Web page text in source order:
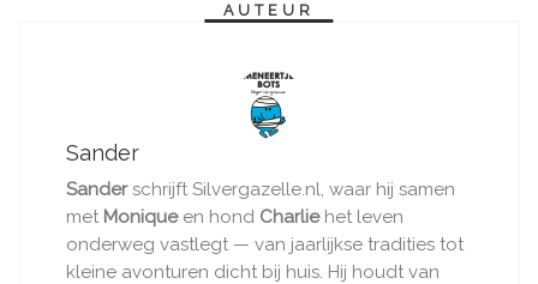
AUTEUR
Sander
Sanderschrijft Silvergazelle.nl, waar hij samen
met Moniqueen hond Charliehet leven
onderweg vastlegt — van jaarlijkse tradities tot
kleine avonturen dicht bij huis. Hij houdt van